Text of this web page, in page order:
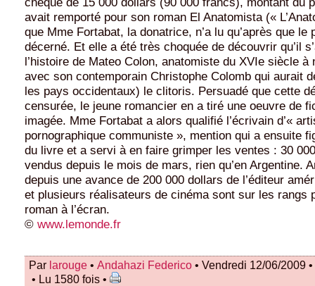
avait remporté pour son roman El Anatomista («
que Mme Fortabat, la donatrice, n’a lu qu’après que le
décerné. Et elle a été très choquée de découvrir qu’il
l’histoire de Mateo Colon, anatomiste du XVIe siècle à
avec son contemporain Christophe Colomb qui aurait
les pays occidentaux) le clitoris. Persuadé que cette
censurée, le jeune romancier en a tiré une oeuvre de
imagée. Mme Fortabat a alors qualifié l’écrivain d’«
pornographique communiste », mention qui a ensuite
du livre et a servi à en faire grimper les ventes : 30
vendus depuis le mois de mars, rien qu’en Argentine.
depuis une avance de 200 000 dollars de l’éditeur
et plusieurs réalisateurs de cinéma sont sur les rangs
roman à l’écran.
© www.lemonde.fr
Par larouge • Andahazi Federico • Vendredi 12/06/2009 •
• Lu 1580 fois •